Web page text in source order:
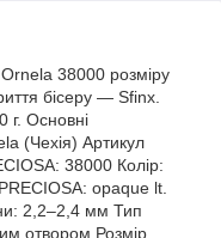
38000 розміру
бісеру — Sfinx.
г. Основні
(Чехія) Артикул
38000 Колір:
opaque lt.
2,2–2,4 мм Тип
отвором Розмір